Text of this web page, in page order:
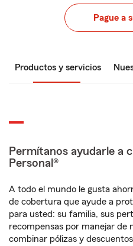
Pague a
Productos y servicios
Permítanos ayudarle a
Personal®
A todo el mundo le gusta
de cobertura que ayude a
para usted: su familia, sus
recompensas por manejar de
combinar pólizas y